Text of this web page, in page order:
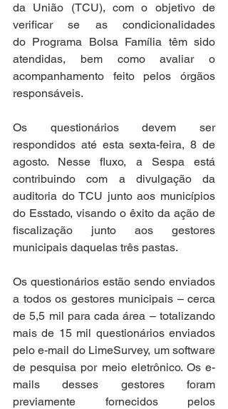
da União (TCU), com o objetivo de
verificar se as condicionalidades
do Programa Bolsa Família têm sido
atendidas, bem como avaliar o
acompanhamento feito pelos órgãos
responsáveis.
Os questionários devem ser
respondidos até esta sexta-feira, 8 de
agosto. Nesse fluxo, a Sespa está
contribuindo com a divulgação da
auditoria do TCU junto aos municípios
do Esstado, visando o êxito da ação de
fiscalização junto aos gestores
municipais daquelas três pastas.
Os questionários estão sendo enviados
a todos os gestores municipais – cerca
de 5,5 mil para cada área – totalizando
mais de 15 mil questionários enviados
pelo e-mail do LimeSurvey, um software
de pesquisa por meio eletrônico. Os e-
mails desses gestores foram
previamente fornecidos pelos